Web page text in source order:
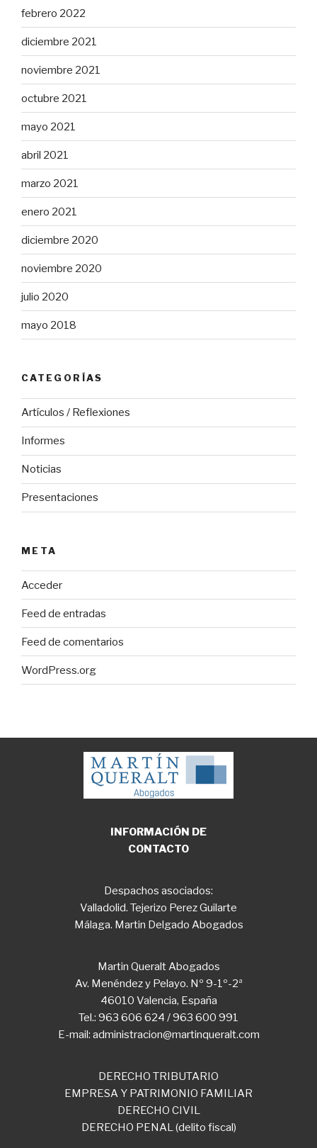
febrero 2022
diciembre 2021
noviembre 2021
octubre 2021
mayo 2021
abril 2021
marzo 2021
enero 2021
diciembre 2020
noviembre 2020
julio 2020
mayo 2018
CATEGORÍAS
Artículos / Reflexiones
Informes
Noticias
Presentaciones
META
Acceder
Feed de entradas
Feed de comentarios
WordPress.org
INFORMACIÓN DE
CONTACTO
Despachos asociados:
Valladolid. Tejerizo Perez Guilarte
Málaga. Martin Delgado Abogados
Martin Queralt Abogados
Av. Menéndez y Pelayo. Nº 9-1º-2ª
46010 Valencia, España
Tel.: 963 606 624 / 963 600 991
E-mail: administracion@martinqueralt.com
DERECHO TRIBUTARIO
EMPRESA Y PATRIMONIO FAMILIAR
DERECHO CIVIL
DERECHO PENAL (delito fiscal)